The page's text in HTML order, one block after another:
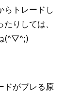
らトレードし
りしては、
(^▽^;)
ドがブレる原